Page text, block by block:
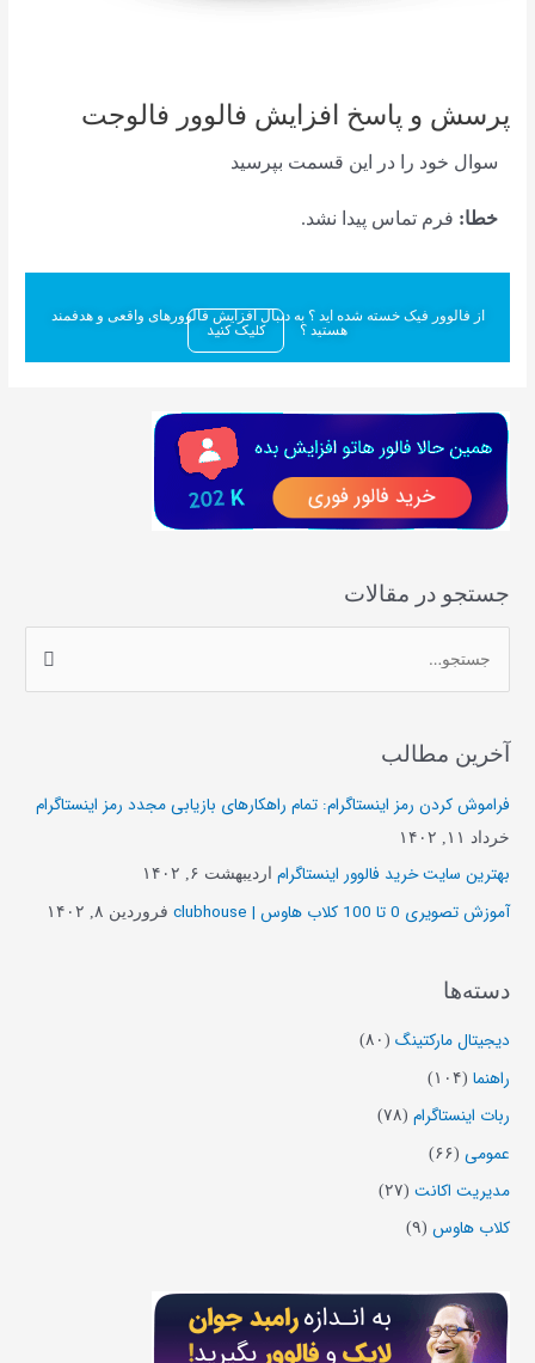
پرسش و پاسخ افزایش فالوور فالوجت
سوال خود را در این قسمت بپرسید
خطا: فرم تماس پیدا نشد.
از فالوور فیک خسته شده اید ؟ به دنبال افزایش فالوورهای واقعی و هدفمند
هستید ؟
کلیک کنید
جستجو در مقالات
س
ج
ی
آخرین مطالب
فراموش کردن رمز اینستاگرام: تمام راهکارهای بازیابی مجدد رمز اینستاگرام
خرداد ۱۱, ۱۴۰۲
بهترین سایت خرید فالوور اینستاگرام اردیبهشت ۶, ۱۴۰۲
آموزش تصویری 0 تا 100 کلاب هاوس | clubhouse فروردین ۸, ۱۴۰۲
دسته‌ها
دیجیتال مارکتینگ (۸۰)
راهنما (۱۰۴)
ربات اینستاگرام (۷۸)
عمومی (۶۶)
مدیریت اکانت (۲۷)
کلاب هاوس (۹)